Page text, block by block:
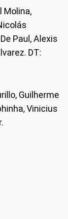
Molina,
Paul, Alexis
DT:
Guilherme
Vinicius